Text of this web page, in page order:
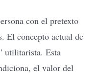
con el pretexto
El concepto actual de
utilitarista. Esta
el valor del